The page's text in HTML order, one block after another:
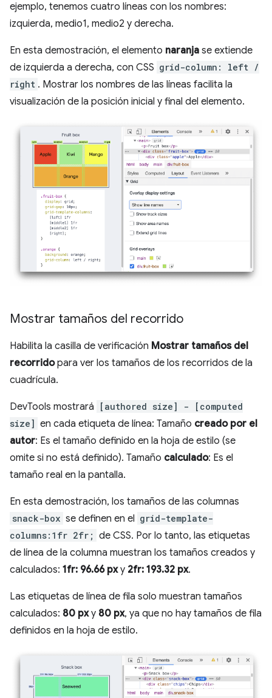
ejemplo, tenemos cuatro líneas con los nombres:
izquierda, medio1, medio2 y derecha.
En esta demostración, el elemento naranja se extiende
de izquierda a derecha, con CSS grid-column: left /
right . Mostrar los nombres de las líneas facilita la
visualización de la posición inicial y final del elemento.
Mostrar tamaños del recorrido
Habilita la casilla de verificación Mostrar tamaños del
recorridopara ver los tamaños de los recorridos de la
cuadrícula.
DevTools mostrará
[authored size] - [computed
size] en cada etiqueta de línea: Tamaño creado por el
autor: Es el tamaño definido en la hoja de estilo (se
omite si no está definido). Tamaño calculado: Es el
tamaño real en la pantalla.
En esta demostración, los tamaños de las columnas
snack-box se definen en el grid-template-
columns:1fr 2fr; de CSS. Por lo tanto, las etiquetas
de línea de la columna muestran los tamaños creados y
calculados: 1fr: 96.66 pxy 2fr: 193.32 px.
Las etiquetas de línea de fila solo muestran tamaños
calculados: 80 pxy 80 px, ya que no hay tamaños de fila
definidos en la hoja de estilo.